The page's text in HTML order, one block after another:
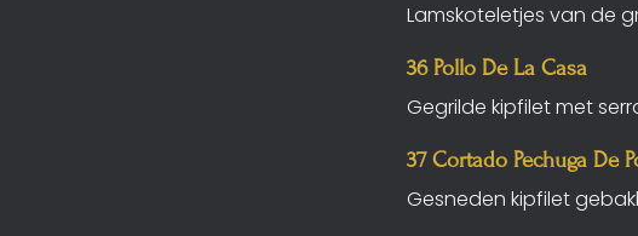
Lamskoteletjes van de
36 Pollo De La Casa
Gegrilde kipfilet met
37 Cortado Pechuga De
Gesneden kipfilet